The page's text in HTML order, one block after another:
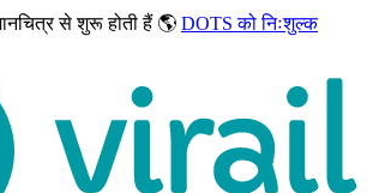
से शुरू होती हैं 🌎 DOTS को निःशुल्क